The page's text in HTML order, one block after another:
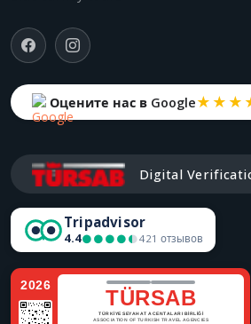
Оцените нас в Google
Digital
Tripadvisor
4.4●●●●●
●●●●●421 отзывов
2026
TÜRSAB
TÜRKİYE SEYAHAT ACENTALARI BİRLİĞİ
ASSOCIATION OF TURKISH TRAVEL AGENCIES